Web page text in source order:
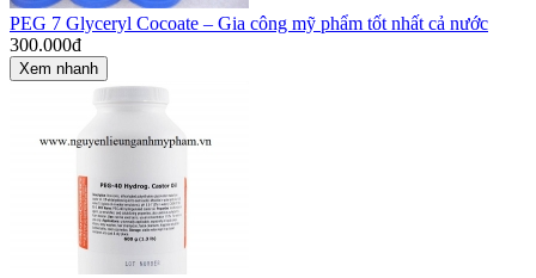
PEG 7 Glyceryl Cocoate – Gia công mỹ phẩm tốt nhất cả nước
300.000đ
Xem nhanh